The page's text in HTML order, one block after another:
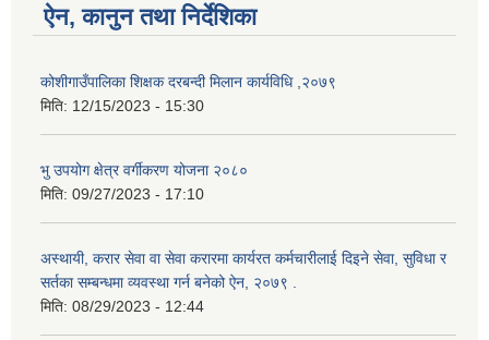
ऐन, कानुन तथा निर्देशिका
कोशीगाउँपालिका शिक्षक दरबन्दी मिलान कार्यविधि ,२०७९
मिति: 12/15/2023 - 15:30
भु उपयोग क्षेत्र वर्गीकरण योजना २०८०
मिति: 09/27/2023 - 17:10
अस्थायी, करार सेवा वा सेवा करारमा कार्यरत कर्मचारीलाई दिइने सेवा, सुविधा र
सर्तका सम्बन्धमा व्यवस्था गर्न बनेको ऐन, २०७९ ‍.
मिति: 08/29/2023 - 12:44